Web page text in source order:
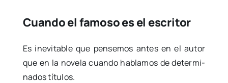
Cuando el famoso es el escritor
Es inevi­ta­ble que pen­se­mos antes en el autor
que en la nove­la cuan­do habla­mos de deter­mi­
na­dos títu­los.